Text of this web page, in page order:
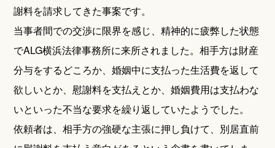
謝料を請求してきた事案です。
当事者間での交渉に限界を感じ、精神的に疲弊した状態
でALG横浜法律事務所に来所されました。相手方は財産
分与をするどころか、婚姻中に支払った生活費を返して
欲しいとか、慰謝料を支払えとか、婚姻費用は支払わな
いといった不当な要求を繰り返していたようでした。
依頼者は、相手方の強硬な主張に押し負けて、別居直前